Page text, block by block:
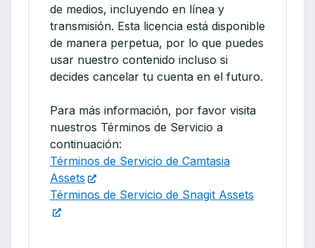
de medios, incluyendo en línea y
transmisión. Esta licencia está disponible
de manera perpetua, por lo que puedes
usar nuestro contenido incluso si
decides cancelar tu cuenta en el futuro.
Para más información, por favor visita
nuestros Términos de Servicio a
continuación:
Términos de Servicio de Camtasia
Assets
Términos de Servicio de Snagit Assets